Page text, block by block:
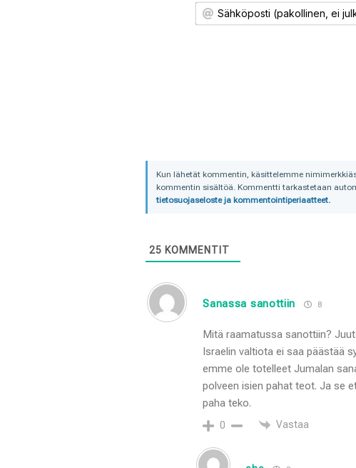
Kun lähetät kommentin, käsittelemme
kommentin sisältöä. Kommentti tarkastetaan
tietosuojaseloste ja kommentointiperiaatteet.
25 KOMMENTIT
Sanassa sanottiin 8
Mitä raamatussa sanottiin?
Israelin valtiota ei saa päästää
emme ole totelleet Jumalan
polveen isien pahat teot. Ja se
paha teko.
0 Vastaa